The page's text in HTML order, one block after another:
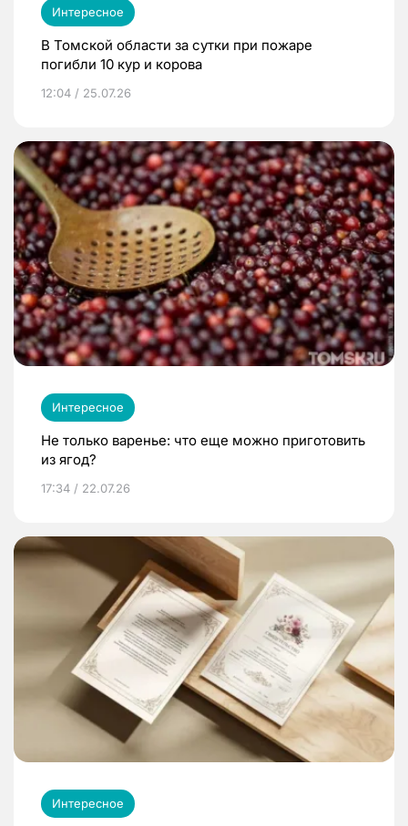
Интересное
В Томской области за сутки при пожаре
погибли 10 кур и корова
12:04 / 25.07.26
Интересное
Не только варенье: что еще можно приготовить
из ягод?
17:34 / 22.07.26
Интересное